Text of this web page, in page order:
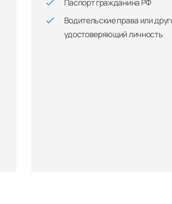
Паспорт гражданина РФ
Водительские права или
удостоверяющий личность